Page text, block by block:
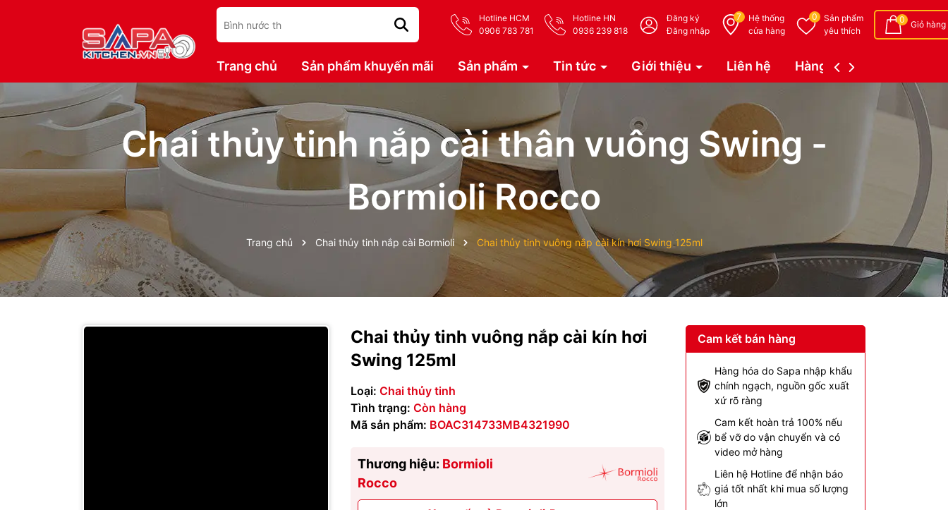
Hotline HCM
0906 783 781
Hotline HN
0936 239 818
Đăng ký
Đăng nhập
7
Hệ thống
cửa hàng
0
Sản phẩm
yêu thích
0 Giỏ hàng
Trang chủ Sản phẩm khuyến mãi Sản phẩm Tin tức Giới thiệu Liên hệ Hàng đặt trước (Coming
Chai thủy tinh nắp cài thân vuông Swing -
Bormioli Rocco
Trang chủ Chai thủy tinh nắp cài Bormioli Chai thủy tinh vuông nắp cài kín hơi Swing 125ml
Chai thủy tinh vuông nắp cài kín hơi
Swing 125ml
Loại: Chai thủy tinh
Tình trạng: Còn hàng
Mã sản phẩm: BOAC314733MB4321990
Thương hiệu: Bormioli
Rocco
Cam kết bán hàng
Hàng hóa do Sapa nhập khẩu
chính ngạch, nguồn gốc xuất
xứ rõ ràng
Cam kết hoàn trả 100% nếu
bể vỡ do vận chuyển và có
video mở hàng
Liên hệ Hotline để nhận báo
giá tốt nhất khi mua số lượng
lớn